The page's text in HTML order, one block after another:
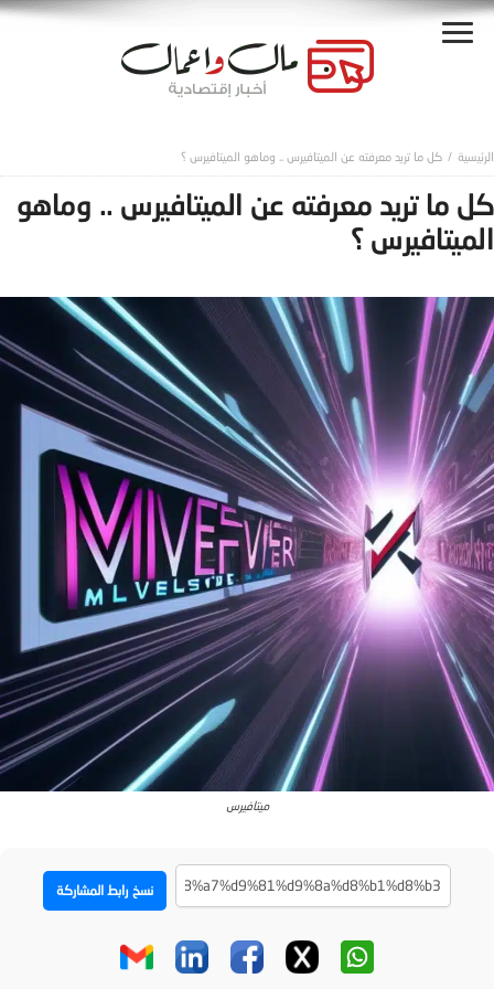
كل ما تريد معرفته عن الميتافيرس .. وماهو الميتافيرس ؟
كل ما تريد معرفته عن الميتافيرس .. وماهو
الميتافيرس ؟
ميتافيرس
نسخ رابط المشاركة